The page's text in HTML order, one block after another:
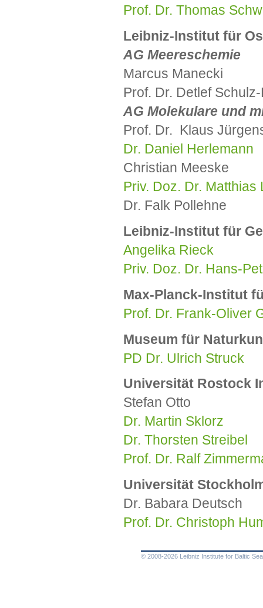
Prof. Dr. Thomas
Leibniz-Institut für
AG Meereschemie
Marcus Manecki
Prof. Dr. Detlef
AG Molekulare und
Prof. Dr. Klaus
Dr. Daniel Herlemann
Christian Meeske
Priv. Doz. Dr. Matthias
Dr. Falk Pollehne
Leibniz-Institut für
Angelika Rieck
Priv. Doz. Dr. Hans-
Max-Planck-Institut
Prof. Dr. Frank-Oliver
Museum für
PD Dr. Ulrich Struck
Universität Rostock
Stefan Otto
Dr. Martin Sklorz
Dr. Thorsten Streibel
Prof. Dr. Ralf
Universität
Dr. Babara Deutsch
Prof. Dr. Christoph
© 2008-2026 Leibniz Institute for Baltic